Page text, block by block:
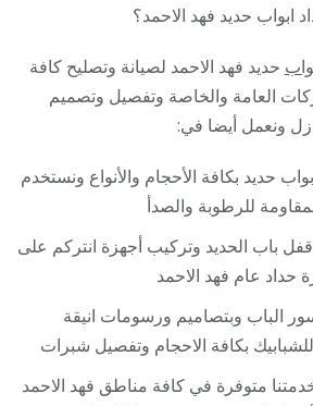
حديد فهد الاحمد؟
حديد فهد الاحمد لصيانة وتصليح كافة
العامة والخاصة وتفصيل وتصميم
ونعمل أيضا في:
حديد بكافة الأحجام والأنواع ونستخدم
للرطوبة والصدأ
باب الحديد وتركيب أجهزة انتركم على
حداد عام فهد الاحمد
الباب وبتصاميم ورسومات انيقة
بكافة الاحجام وتفصيل شبرات
متوفرة في كافة مناطق فهد الاحمد